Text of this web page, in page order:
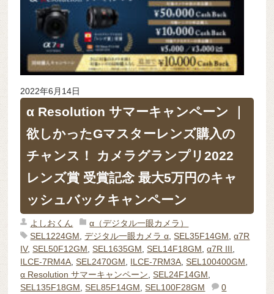
2022年6月14日
α Resolution サマーキャンペーン ｜
欲しかったGマスターレンズ購入の
チャンス！ カメラグランプリ2022
レンズ賞 受賞記念 最大5万円のキャ
ッシュバックキャンペーン
よしおくん
α（デジタル一眼カメラ）
SEL1224GM,デジタル一眼カメラ α,SEL35F14GM,α7R
IV,SEL50F12GM,SEL1635GM,SEL14F18GM,α7R III,
ILCE-7RM4A,SEL2470GM, ILCE-7RM3A,SEL100400GM,
α Resolution サマーキャンペーン,SEL24F14GM,
SEL135F18GM,SEL85F14GM,SEL100F28GM
0